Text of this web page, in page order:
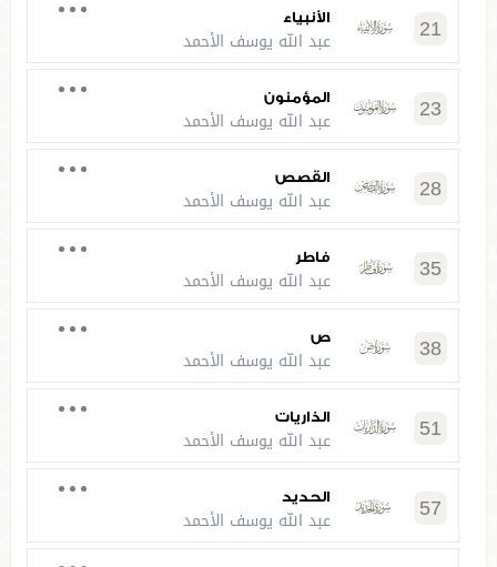
21 الأنبياء
عبد الله يوسف الأحمد
23 المؤمنون
عبد الله يوسف الأحمد
28 القصص
عبد الله يوسف الأحمد
35 فاطر
عبد الله يوسف الأحمد
38 ص
عبد الله يوسف الأحمد
51 الذاريات
عبد الله يوسف الأحمد
57 الحديد
عبد الله يوسف الأحمد